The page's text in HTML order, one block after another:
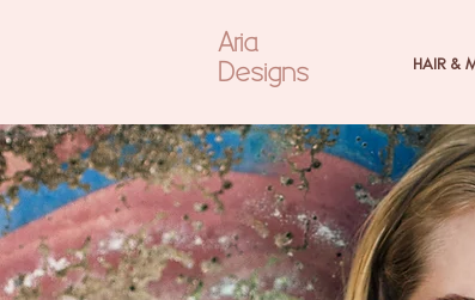
Aria
Designs HAIR &